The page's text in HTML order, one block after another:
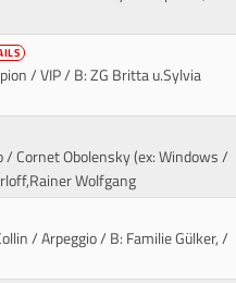
/ VIP/ B: ZG Britta u.Sylvia
Cornet Obolensky (ex: Windows/
Wolfgang
/ Arpeggio/ B: Familie Gülker, /